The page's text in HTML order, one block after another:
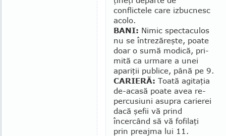
conflictele care izbucnesc
acolo.
BANI: Nimic spec­taculos
nu se întrezăreşte, poate
doar o sumă modică, pri­
mită ca urmare a unei
apariţii publice, până pe 9.
CARIERĂ: Toată agitaţia
de-aca­să poate avea re­
per­cusiuni asupra carierei
dacă şefii vă prind
încercând să vă fofilaţi
prin preajma lui 11.